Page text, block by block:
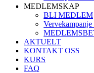
MEDLEMSKAP
BLI MEDLEM
Vervekampanje
AKTUELT
KONTAKT OSS
KURS
FAQ